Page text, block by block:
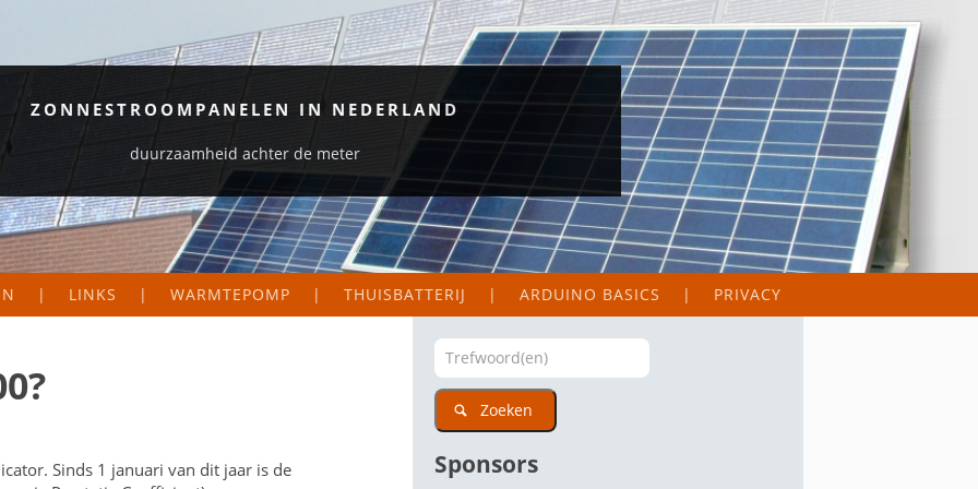
ZONNESTROOMPANELEN IN NEDERLAND
duurzaamheid achter de meter
EN LOGGERS
LINKS
ORGANISATIES
WETENSWAARDIGE SITES
WARMTEPOMP THUISBATTERIJ ARDUINO BASICS PRIVACY
Sinds 1 januari van dit jaar is de
Zoeken
Sponsors